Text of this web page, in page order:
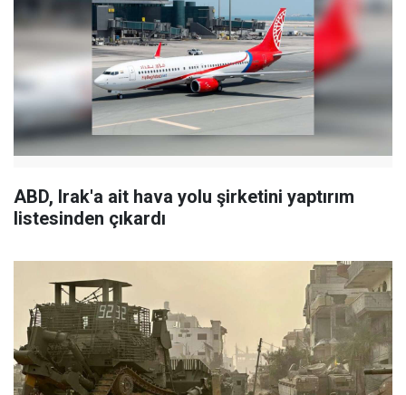
ABD, Irak'a ait hava yolu şirketini yaptırım
listesinden çıkardı